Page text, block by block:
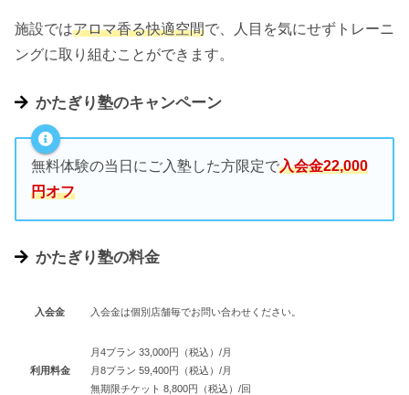
施設ではアロマ香る快適空間で、人目を気にせずトレーニ
ングに取り組むことができます。
かたぎり塾のキャンペーン
無料体験の当日にご入塾した方限定で入会金22,000
円オフ
かたぎり塾の料金
入会金 入会金は個別店舗毎でお問い合わせください。
利用料金
月4プラン 33,000円（税込）/月
月8プラン 59,400円（税込）/月
無期限チケット 8,800円（税込）/回